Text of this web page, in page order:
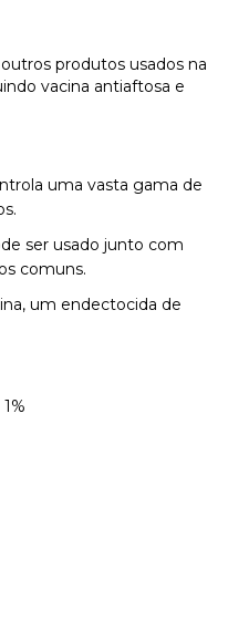
produtos usados na
vacina antiaftosa e
uma vasta gama de
ser usado junto com
comuns.
um endectocida de